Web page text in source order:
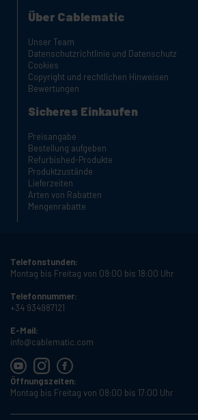
Über Cablematic
Unser Team
Datenschutzrichtlinie und Datenschutz
Cookies
Copyright und rechtlichen Hinweisen
Bewertungen
Sicheres Einkaufen
Preisangabe
Bestellung aufgeben
Refurbished-Produkte
Produktzustände
Lieferzeiten
Arten von Rabatten
Mengenrabatte
Telefonstunden:
Montag bis Freitag von 09:00 bis 18:00 Uhr
Telefonnummer:
+34 934987121
E-Mail:
info@cablematic.com
Öffnungszeiten:
Montag bis Freitag von 08:00 bis 17:00 Uhr